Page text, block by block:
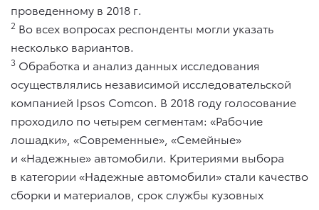
проведенному в 2018 г.
2 Во всех вопросах респонденты могли указать
несколько вариантов.
3 Обработка и анализ данных исследования
осуществлялись независимой исследовательской
компанией Ipsos Comcon. В 2018 году голосование
проходило по четырем сегментам: «Рабочие
лошадки», «Современные», «Семейные»
и «Надежные» автомобили. Критериями выбора
в категории «Надежные автомобили» стали качество
сборки и материалов, срок службы кузовных